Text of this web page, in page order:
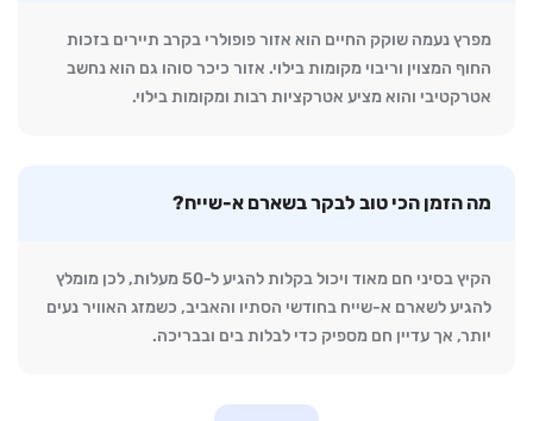
מפרץ נעמה שוקק החיים הוא אזור פופולרי בקרב תיירים בזכות
החוף המצוין וריבוי מקומות בילוי. אזור כיכר סוהו גם הוא נחשב
אטרקטיבי והוא מציע אטרקציות רבות ומקומות בילוי.
מה הזמן הכי טוב לבקר בשארם א-שייח?
הקיץ בסיני חם מאוד ויכול בקלות להגיע ל-50 מעלות, לכן מומלץ
להגיע לשארם א-שייח בחודשי הסתיו והאביב, כשמזג האוויר נעים
יותר, אך עדיין חם מספיק כדי לבלות בים ובבריכה.